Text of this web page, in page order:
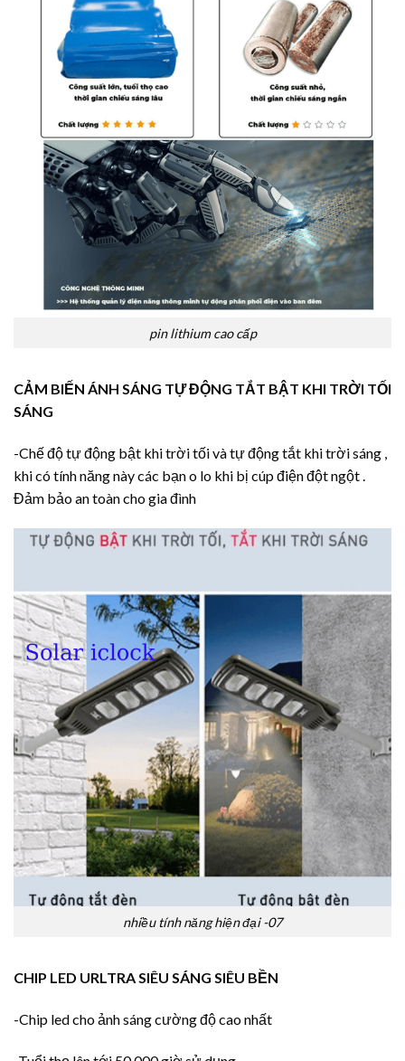
pin lithium cao cấp
CẢM BIẾN ÁNH SÁNG TỰ ĐỘNG TẮT BẬT KHI TRỜI TỐI
SÁNG
-Chế độ tự động bật khi trời tối và tự động tắt khi trời sáng ,
khi có tính năng này các bạn o lo khi bị cúp điện đột ngột .
Đảm bảo an toàn cho gia đình
nhiều tính năng hiện đại -07
CHIP LED URLTRA SIÊU SÁNG SIÊU BỀN
-Chip led cho ảnh sáng cường độ cao nhất